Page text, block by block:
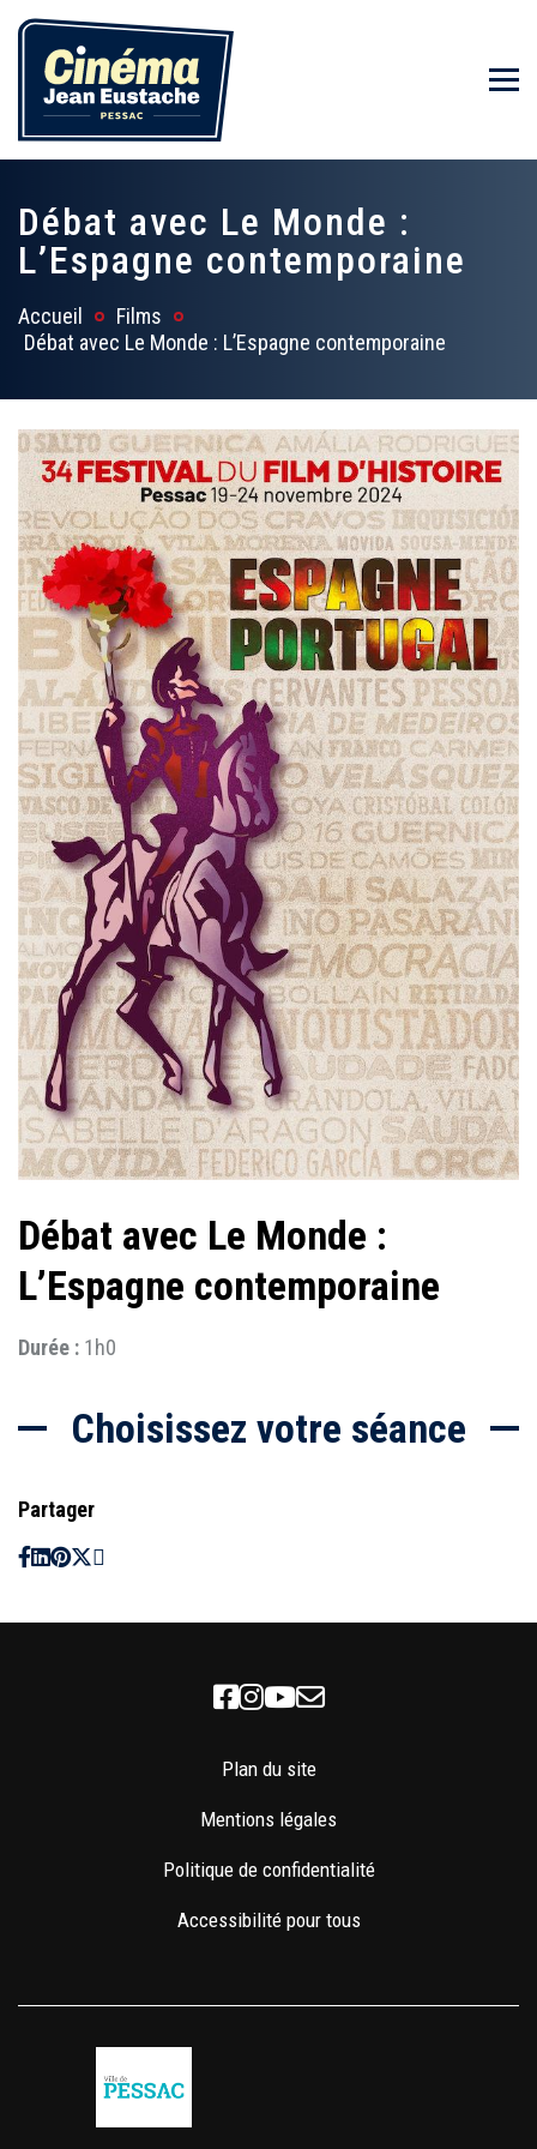
Débat avec Le Monde :
L’Espagne contemporaine
Accueil
Films
Débat avec Le Monde : L’Espagne contemporaine
Débat avec Le Monde :
L’Espagne contemporaine
Durée : 1h0
Choisissez votre séance
Partager
Facebook
Instagram
Youtube
Newsletter
Plan du site
Mentions légales
Politique de confidentialité
Accessibilité pour tous